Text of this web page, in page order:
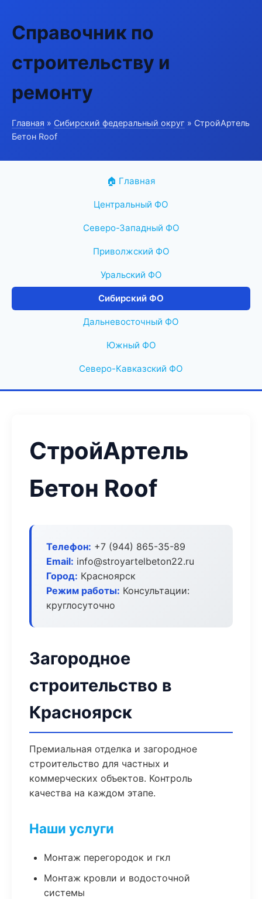
Справочник по
строительству и
ремонту
Главная » Сибирский федеральный округ » СтройАртель
Бетон Roof
🏠 Главная
Центральный ФО
Северо-Западный ФО
Приволжский ФО
Уральский ФО
Сибирский ФО
Дальневосточный ФО
Южный ФО
Северо-Кавказский ФО
СтройАртель
Бетон Roof
Телефон: +7 (944) 865-35-89
Email: info@stroyartelbeton22.ru
Город: Красноярск
Режим работы: Консультации:
круглосуточно
Загородное
строительство в
Красноярск
Премиальная отделка и загородное
строительство для частных и
коммерческих объектов. Контроль
качества на каждом этапе.
Наши услуги
Монтаж перегородок и гкл
Монтаж кровли и водосточной
системы